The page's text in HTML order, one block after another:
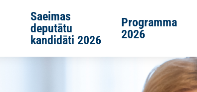
Saeimas
deputātu
kandidāti 2026
Programma
2026